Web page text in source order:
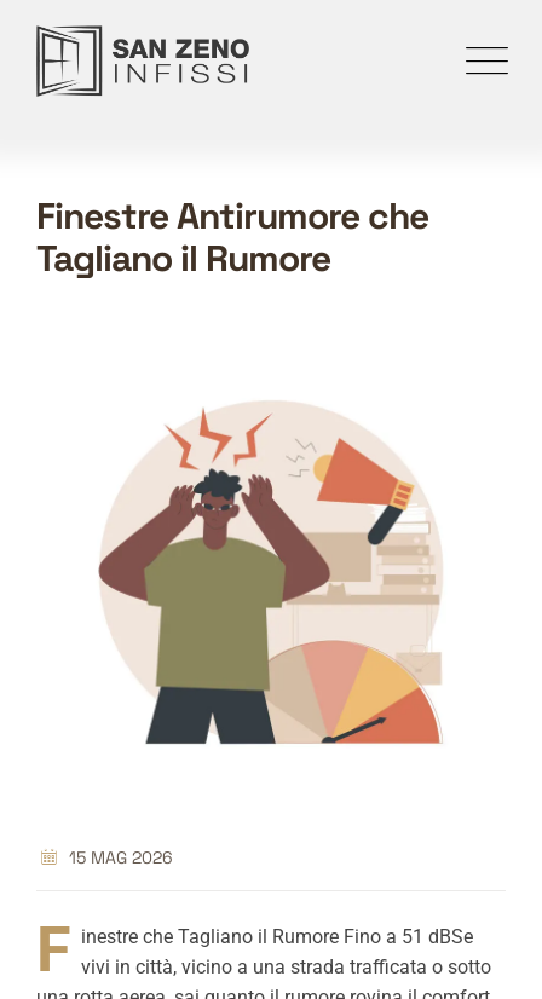
Finestre Antirumore che
Tagliano il Rumore
15 MAG 2026
F inestre che Tagliano il Rumore Fino a 51 dBSe
vivi in città, vicino a una strada trafficata o sotto